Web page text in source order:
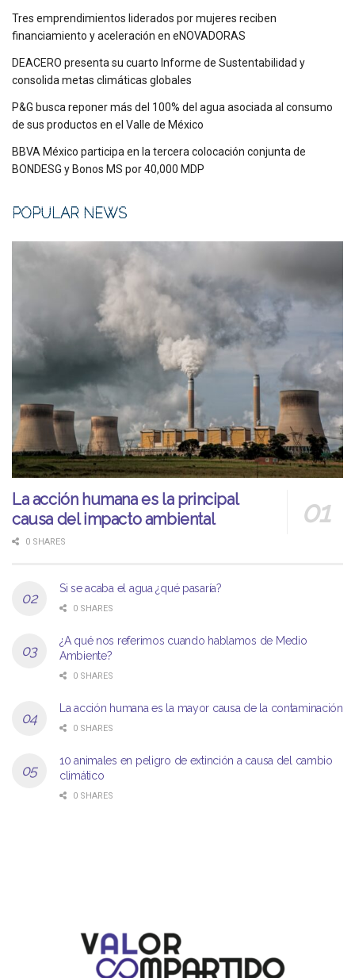
Tres emprendimientos liderados por mujeres reciben
financiamiento y aceleración en eNOVADORAS
DEACERO presenta su cuarto Informe de Sustentabilidad y
consolida metas climáticas globales
P&G busca reponer más del 100% del agua asociada al consumo
de sus productos en el Valle de México
BBVA México participa en la tercera colocación conjunta de
BONDESG y Bonos MS por 40,000 MDP
POPULAR NEWS
La acción humana es la principal
causa del impacto ambiental
0 SHARES
Si se acaba el agua ¿qué pasaría?
0 SHARES
¿A qué nos referimos cuando hablamos de Medio
Ambiente?
0 SHARES
La acción humana es la mayor causa de la contaminación
0 SHARES
10 animales en peligro de extinción a causa del cambio
climático
0 SHARES